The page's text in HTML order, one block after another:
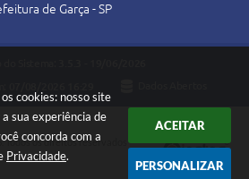
cookies: nosso site
sua experiência de
concorda com a
Privacidade.
ACEITAR
PERSONALIZAR
de Garça - SP
os direitos reservados -